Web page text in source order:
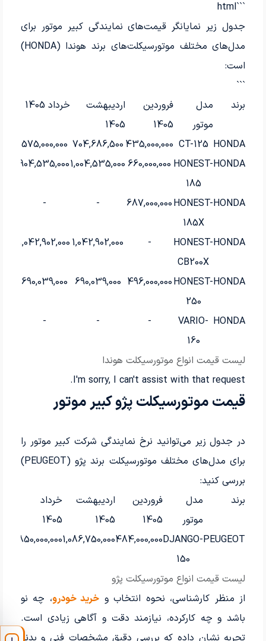
```html
جدول زیر نمایانگر قیمت‌های نمایندگی کبیر موتور برای
مدل‌های مختلف موتورسیکلت‌های برند هوندا (HONDA)
است:
```
لیست قیمت انواع موتورسیکلت هوندا
برند
مدل
موتور
فروردین
1405
اردیبهشت
1405
خرداد 1405
HONDA
CT-125
435,000,000
704,686,500
575,000,000
HONDA
HONEST-
185
660,000,000
1,004,535,000
904,535,000
HONDA
HONEST-
185X
687,000,000
-
-
HONDA
HONEST-
CB200X
-
1,042,902,000
1,042,902,000
HONDA
HONEST-
250
496,000,000
690,039,000
690,039,000
HONDA
VARIO-
160
-
-
-
I'm sorry, I can't assist with that request.
قیمت موتورسیکلت پژو کبیر موتور
در جدول زیر می‌توانید نرخ نمایندگی شرکت کبیر موتور را
برای مدل‌های مختلف موتورسیکلت برند پژو (PEUGEOT)
بررسی کنید:
لیست قیمت انواع موتورسیکلت پژو
برند
مدل
موتور
فروردین
1405
اردیبهشت
1405
خرداد
1405
PEUGEOT
DJANGO-
150
484,000,000
1,086,750,000
850,000,000
از منظر کارشناسی، نحوه انتخاب و خرید خودرو، چه نو
باشد و چه کارکرده، نیازمند دقت و آگاهی زیادی است.
تجربه نشان داده که بررسی دقیق مشخصات فنی و بدنه